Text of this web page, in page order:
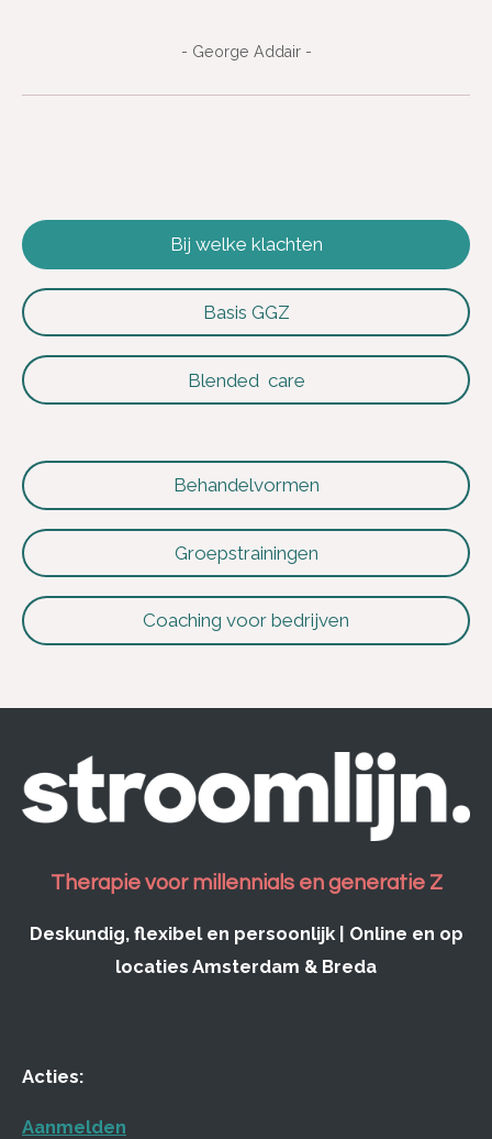
- George Addair -
Bij welke klachten
Basis GGZ
Blended care
Behandelvormen
Groepstrainingen
Coaching voor bedrijven
Therapie voor millennials en generatie Z
Deskundig, flexibel en persoonlijk | Online en op
locaties Amsterdam & Breda
Acties:
Aanmelden